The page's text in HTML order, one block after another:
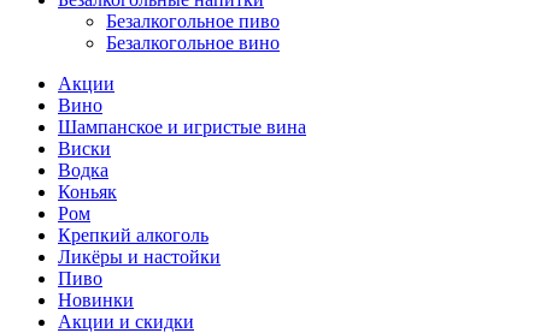
Безалкогольное пиво
Безалкогольное вино
Акции
Вино
Шампанское и игристые вина
Виски
Водка
Коньяк
Ром
Крепкий алкоголь
Ликёры и настойки
Пиво
Новинки
Акции и скидки